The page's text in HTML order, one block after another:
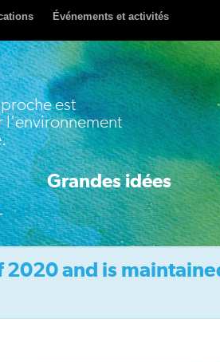
Événements et activités
est
Grandes idées
and is